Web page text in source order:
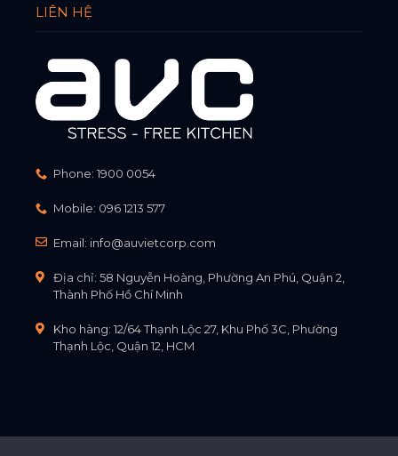
LIÊN HỆ
Phone: 1900 0054
Mobile: 096 1213 577
Email: info@auvietcorp.com
Địa chỉ: 58 Nguyễn Hoàng, Phường An Phú, Quận 2,
Thành Phố Hồ Chí Minh
Kho hàng: 12/64 Thạnh Lộc 27, Khu Phố 3C, Phường
Thạnh Lộc, Quận 12, HCM